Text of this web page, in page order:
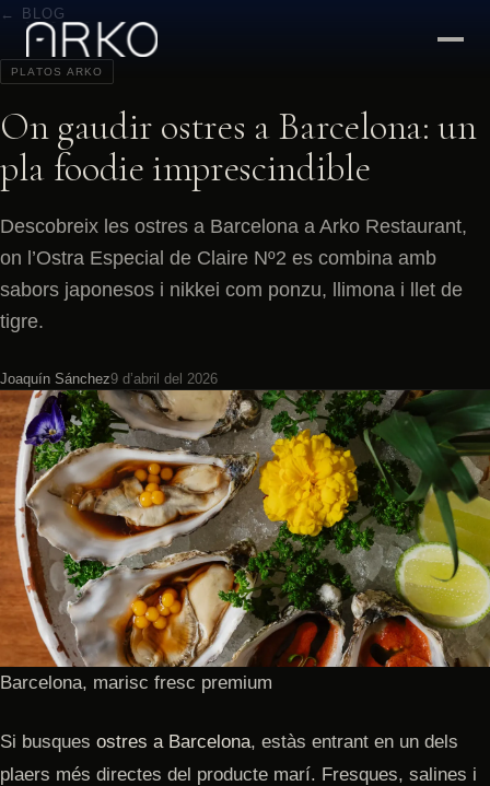
← BLOG
PLATOS ARKO
On gaudir ostres a Barcelona: un
pla foodie imprescindible
Descobreix les ostres a Barcelona a Arko Restaurant,
on l’Ostra Especial de Claire Nº2 es combina amb
sabors japonesos i nikkei com ponzu, llimona i llet de
tigre.
Joaquín Sánchez9 d’abril del 2026
Barcelona, marisc fresc premium
Si busques ostres a Barcelona, estàs entrant en un dels
plaers més directes del producte marí. Fresques, salines i